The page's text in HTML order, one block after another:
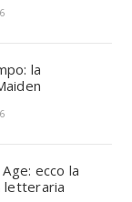
la
ecco la
letteraria